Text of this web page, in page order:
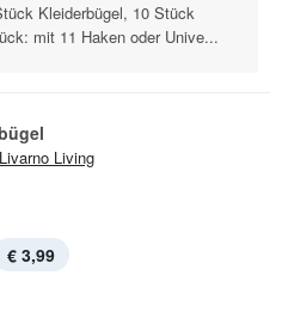
Kleiderbügel, 10 Stück
mit 11 Haken oder Unive...
Livarno Living
€ 3,99